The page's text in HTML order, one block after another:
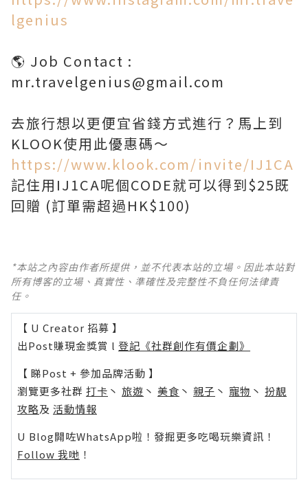
lgenius
🌎 Job Contact :
mr.travelgenius@gmail.com
去旅行想以更便宜省錢方式進行？馬上到
https://www.klook.com/invite/IJ1CA
記住用IJ1CA呢個CODE就可以得到$25既
回贈 (訂單需超過HK$100)
*本站之內容由作者所提供，並不代表本站的立場。因此本站對
所有博客的立場、真實性、準確性及完整性不負任何法律責
任。
【 U Creator 招募 】
出Post賺現金獎賞 l 登記《社群創作有價企劃》
【 睇Post + 參加品牌活動 】
瀏覽更多社群 打卡 丶 旅遊 丶 美食 丶 親子 丶 寵物 丶 扮靚
攻略及 活動情報
U Blog開咗WhatsApp啦！發掘更多吃喝玩樂資訊！
Follow 我哋 ！